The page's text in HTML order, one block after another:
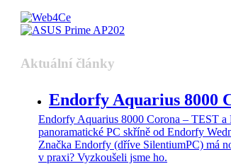
Aktuální články
Endorfy Aquarius 8000
Endorfy Aquarius 8000 Corona – TEST
panoramatické PC skříně od Endorfy
Značka Endorfy (dříve SilentiumPC) má
v praxi? Vyzkoušeli jsme ho.